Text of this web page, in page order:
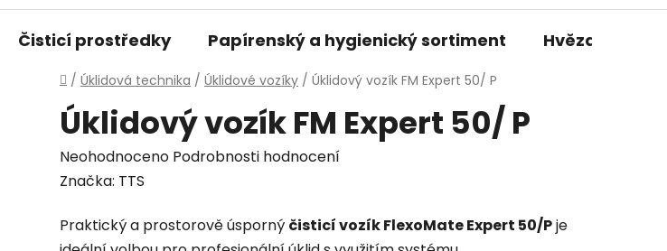
Čisticí prostředky Papírenský a hygienický sortiment Hvězdné
Domů
/ Úklidová technika / Úklidové vozíky / Úklidový vozík FM Expert 50/ P
Úklidový vozík FM Expert 50/ P
Průměrné
hodnocení
je
Neohodnoceno Podrobnosti hodnocení
Značka: TTS
Praktický a prostorově úsporný čisticí vozík FlexoMate Expert 50/Pje